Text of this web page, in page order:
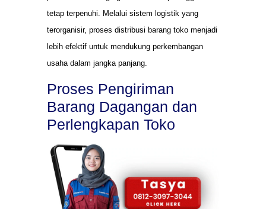
tetap terpenuhi. Melalui sistem logistik yang
terorganisir, proses distribusi barang toko menjadi
lebih efektif untuk mendukung perkembangan
usaha dalam jangka panjang.
Proses Pengiriman
Barang Dagangan dan
Perlengkapan Toko